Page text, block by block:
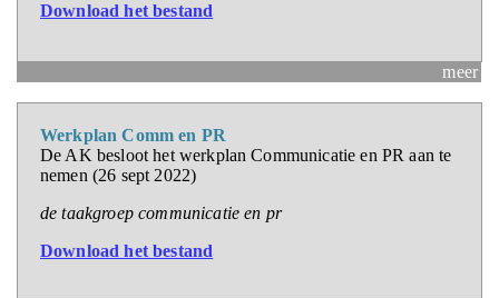
Download het bestand
meer
Werkplan Comm en PR
De AK besloot het werkplan Communicatie en PR aan te
nemen (26 sept 2022)
de taakgroep communicatie en pr
Download het bestand